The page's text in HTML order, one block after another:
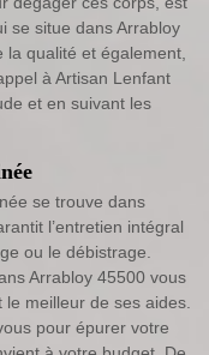
se situe dans Arrabloy
la qualité et également,
à Artisan Lenfant
et en suivant les
se trouve dans
l’entretien intégral
ou le débistrage.
Arrabloy 45500 vous
meilleur de ses aides.
pour épurer votre